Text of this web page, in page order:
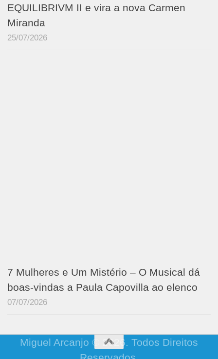
EQUILIBRIVM II e vira a nova Carmen
Miranda
25/07/2026
7 Mulheres e Um Mistério – O Musical dá
boas-vindas a Paula Capovilla ao elenco
07/07/2026
Miguel Arcanjo © 2026. Todos Direitos